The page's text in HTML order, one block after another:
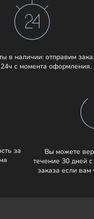
в наличии: отправим
с момента оформления.
за
Вы можете
течение 30 дней
заказа если вам